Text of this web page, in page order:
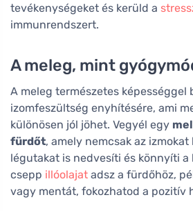
tevékenységeket és kerüld a
immunrendszert.
A meleg, mint
A meleg természetes képességgel
izomfeszültség enyhítésére, ami
különösen jól jöhet. Vegyél egy
fürdőt, amely nemcsak az
légutakat is nedvesíti és könnyíti a
csepp illóolajat adsz a fürdőhöz,
vagy mentát, fokozhatod a pozitív